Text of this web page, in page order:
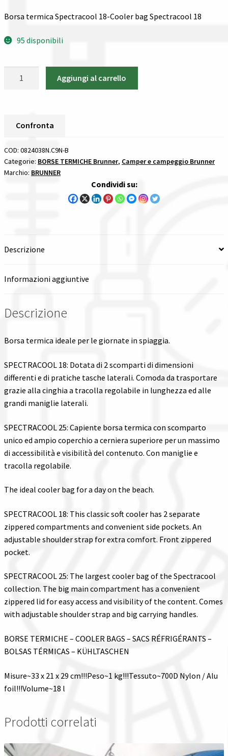
Riepilogo ordine
Spedizioni in europa
Spedizioni in italia
Checkout
Borsa termica Spectracool 18-Cooler bag Spectracool 18
95 disponibili
Brunner
TERMICHE
quantità
Aggiungi al carrello
Confronta
COD: 0824038N.C9N-B
Categorie: BORSE TERMICHE Brunner, Camper e campeggio Brunner
Marchio: BRUNNER
Condividi su:
Descrizione
Informazioni aggiuntive
Descrizione
Borsa termica ideale per le giornate in spiaggia.
SPECTRACOOL 18: Dotata di 2 scomparti di dimensioni
differenti e di pratiche tasche laterali. Comoda da trasportare
grazie alla cinghia a tracolla regolabile in lunghezza ed alle
grandi maniglie laterali.
SPECTRACOOL 25: Capiente borsa termica con scomparto
unico ed ampio coperchio a cerniera superiore per un massimo
di accessibilità e visibilità del contenuto. Con maniglie e
tracolla regolabile.
The ideal cooler bag for a day on the beach.
SPECTRACOOL 18: This classic soft cooler has 2 separate
zippered compartments and convenient side pockets. An
adjustable shoulder strap for extra comfort. Front zippered
pocket.
SPECTRACOOL 25: The largest cooler bag of the Spectracool
collection. The big main compartment has a convenient
zippered lid for easy access and visibility of the content. Comes
with adjustable shoulder strap and big carrying handles.
BORSE TERMICHE – COOLER BAGS – SACS RÉFRIGÉRANTS –
BOLSAS TÉRMICAS – KÜHLTASCHEN
Misure~33 x 21 x 29 cm!!!Peso~1 kg!!!Tessuto~700D Nylon / Alu
foil!!!Volume~18 l
Prodotti correlati